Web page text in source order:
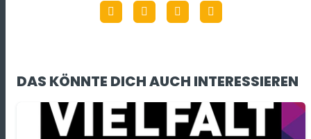
DAS KÖNNTE DICH AUCH INTERESSIEREN